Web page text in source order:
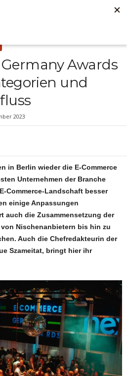
Awards
und
2023
in Berlin wieder die E-Commerce
Unternehmen der Branche
Commerce-Landschaft besser
einige Anpassungen
auch die Zusammensetzung der
Nischenanbietern bis hin zu
Auch die Chefredakteurin der
Szameitat, bringt hier ihr